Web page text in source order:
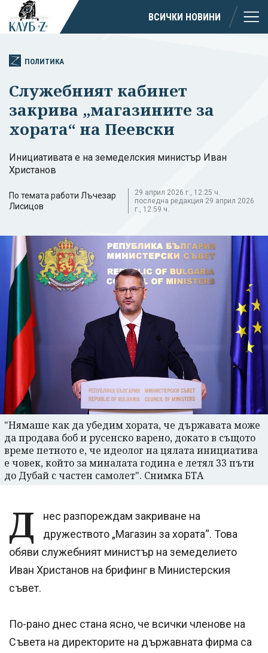
ВСИЧКИ НОВИНИ
ПОЛИТИКА
Служебният кабинет
закрива „магазините за
хората“ на Пеевски
Инициативата е на земеделския министър Иван
Христанов
По темата работи Лъчезар
Лисицов
29 април 2026 г., 12:25 ч.
последна редакция 29 април 2026
г., 12:59 ч.
"Нямаше как да убедим хората, че държавата може
да продава боб и русенско варено, докато в същото
време петното е, че идеолог на цялата инициатива
е човек, който за миналата година е летял 33 пъти
до Дубай с частен самолет". Снимка БТА
Д
нес разпореждам закриване на
дружеството „Магазин за хората“. Това
обяви служебният министър на земеделието
Иван Христанов на брифинг в Министерския
съвет.
По-рано днес стана ясно, че всички членове на
Съвета на директорите на държавната фирма са